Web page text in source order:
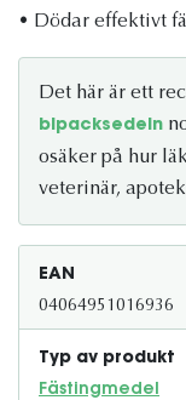
• Dödar effektivt
Det här är ett
bipacksedeln
osäker på hur
veterinär,
EAN
04064951016936
Typ av produkt
Fästingmedel